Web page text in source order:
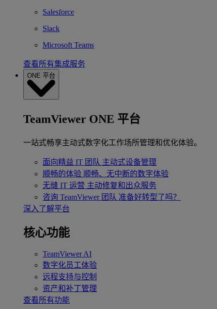
Salesforce
Slack
Microsoft Teams
查看所有集成服务
ONE 平台
TeamViewer ONE 平台
一站式畅享主动式数字化工作场所管理和优化体验。
面向精益 IT 团队 主动式设备管理
顺畅的体验 顺畅、无中断的数字体验
无缝 IT 运营 主动修复和出众服务
咨询 TeamViewer 团队 准备好转型了吗？
深入了解平台
核心功能
TeamViewer AI
数字化员工体验
远程支持与控制
资产和补丁管理
查看所有功能